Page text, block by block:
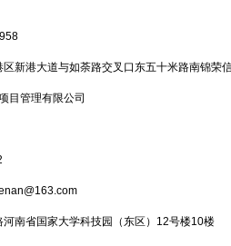
新港大道与如荼路交叉口东五十米路南锦荣
目管理有限公司
南省国家大学科技园（东区） 12号楼10楼